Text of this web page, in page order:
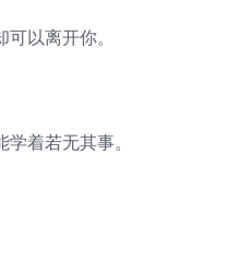
以离开你。
着若无其事。